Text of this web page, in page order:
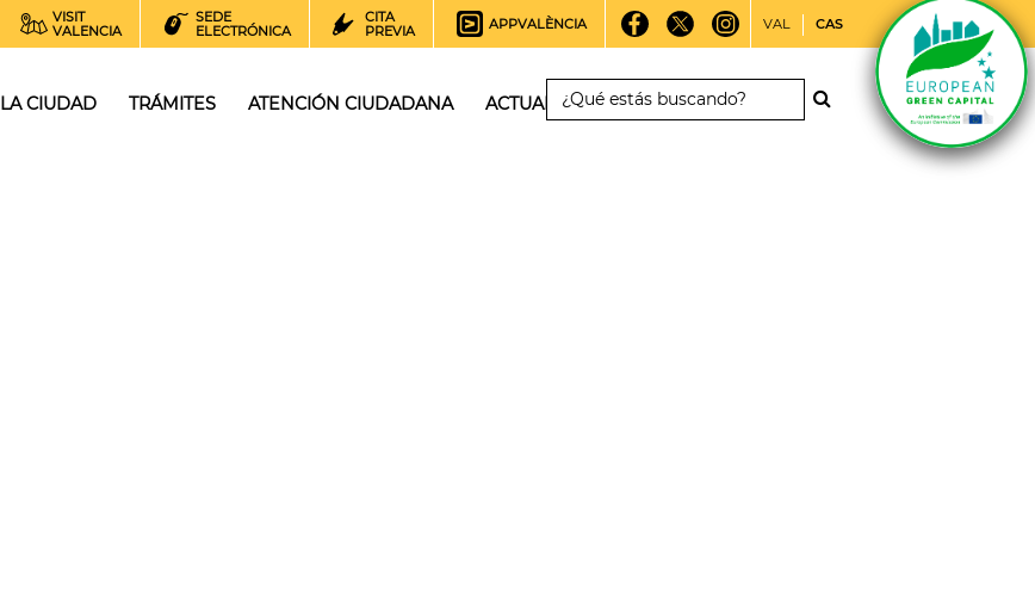
VISIT
VALENCIA
SEDE
ELECTRÓNICA
CITA
PREVIA
APPVALÈNCIA VAL CAS
LA CIUDAD TRÁMITES ATENCIÓN CIUDADANA ACTUALIDAD